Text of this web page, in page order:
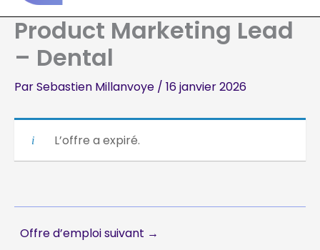
Product Marketing Lead
– Dental
ParSebastien Millanvoye / 16 janvier 2026
L’offre a expiré.
Offre d’emploi suivant →